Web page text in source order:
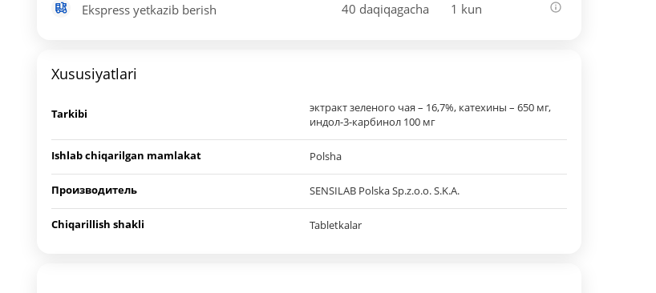
Ekspress yetkazib berish 40 daqiqagacha 1 kun
Xususiyatlari
Tarkibi
эктракт зеленого чая – 16,7%, катехины – 650 мг,
индол-3-карбинол 100 мг
Ishlab chiqarilgan mamlakat Polsha
Производитель SENSILAB Polska Sp.z.o.o. S.K.A.
Chiqarillish shakli Tabletkalar